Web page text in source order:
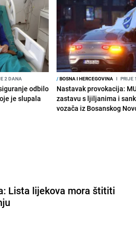
2 DANA
odbilo
je slupala
/BOSNA I HERCEGOVINA I PRIJE
Nastavak provokacija:
zastavu s ljiljanima i
vozača iz Bosanskog
Lista lijekova mora štititi